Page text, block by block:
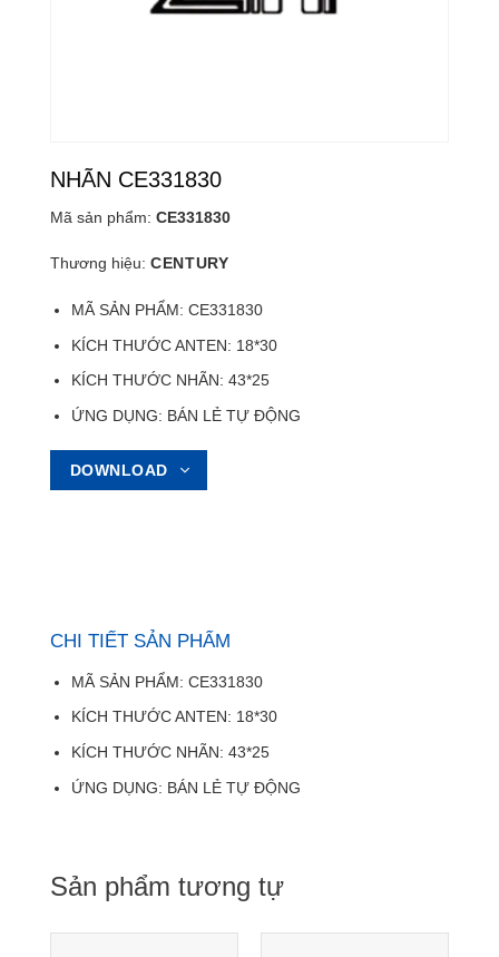
NHÃN CE331830
Mã sản phẩm: CE331830
Thương hiệu: CENTURY
MÃ SẢN PHẨM: CE331830
KÍCH THƯỚC ANTEN: 18*30
KÍCH THƯỚC NHÃN: 43*25
ỨNG DỤNG: BÁN LẺ TỰ ĐỘNG
DOWNLOAD
CHI TIẾT SẢN PHẨM
MÃ SẢN PHẨM: CE331830
KÍCH THƯỚC ANTEN: 18*30
KÍCH THƯỚC NHÃN: 43*25
ỨNG DỤNG: BÁN LẺ TỰ ĐỘNG
Sản phẩm tương tự